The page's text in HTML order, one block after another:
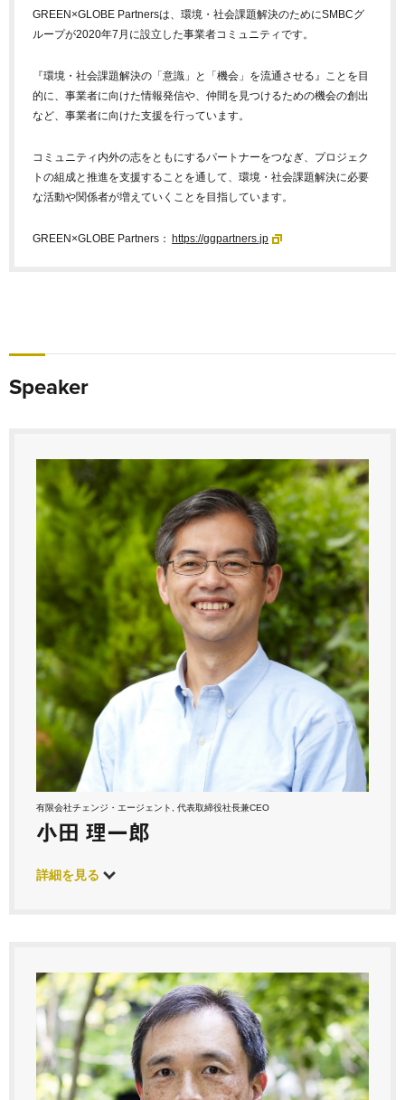
GREEN×GLOBE Partnersは、環境・社会課題解決のためにSMBCグ
ループが2020年7月に設立した事業者コミュニティです。
『環境・社会課題解決の「意識」と「機会」を流通させる』ことを目
的に、事業者に向けた情報発信や、仲間を見つけるための機会の創出
など、事業者に向けた支援を行っています。
コミュニティ内外の志をともにするパートナーをつなぎ、プロジェク
トの組成と推進を支援することを通して、環境・社会課題解決に必要
な活動や関係者が増えていくことを目指しています。
GREEN×GLOBE Partners： https://ggpartners.jp
Speaker
有限会社チェンジ・エージェント, 代表取締役社長兼CEO
小田 理一郎
詳細を見る